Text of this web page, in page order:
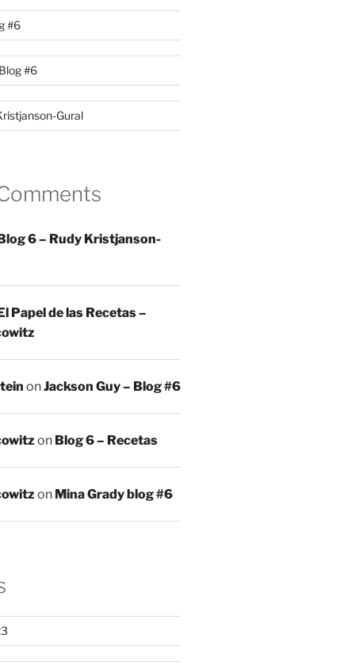
#6
#6
Gural
6 – Rudy Kristjanson-
Papel de las Recetas –
onJackson Guy – Blog #6
on Blog 6 – Recetas
on Mina Grady blog #6